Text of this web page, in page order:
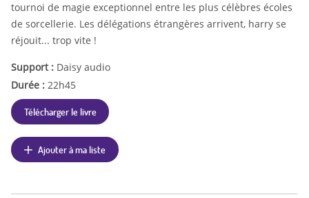
tournoi de magie exceptionnel entre les plus célèbres écoles
de sorcellerie. Les délégations étrangères arrivent, harry se
réjouit... trop vite !
Support : Daisy audio
Durée : 22h45
Télécharger le livre
Ajouter à ma liste